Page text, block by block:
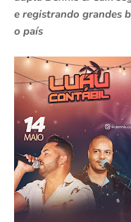
e registrando grandes
o país